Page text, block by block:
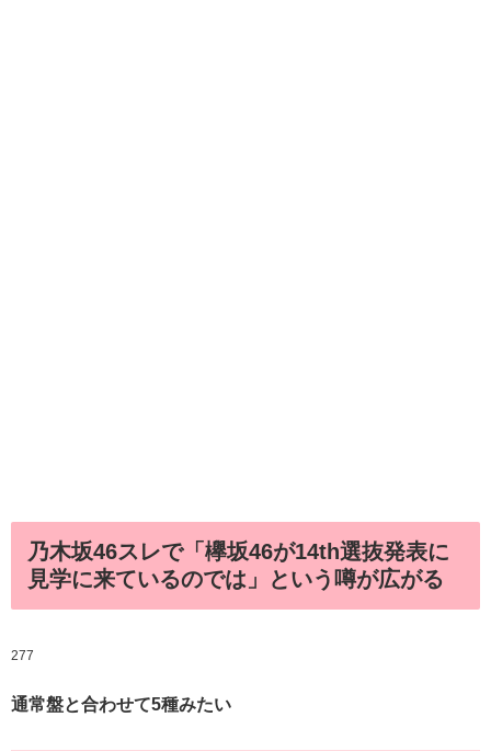
乃木坂46スレで「欅坂46が14th選抜発表に
見学に来ているのでは」という噂が広がる
277
通常盤と合わせて5種みたい